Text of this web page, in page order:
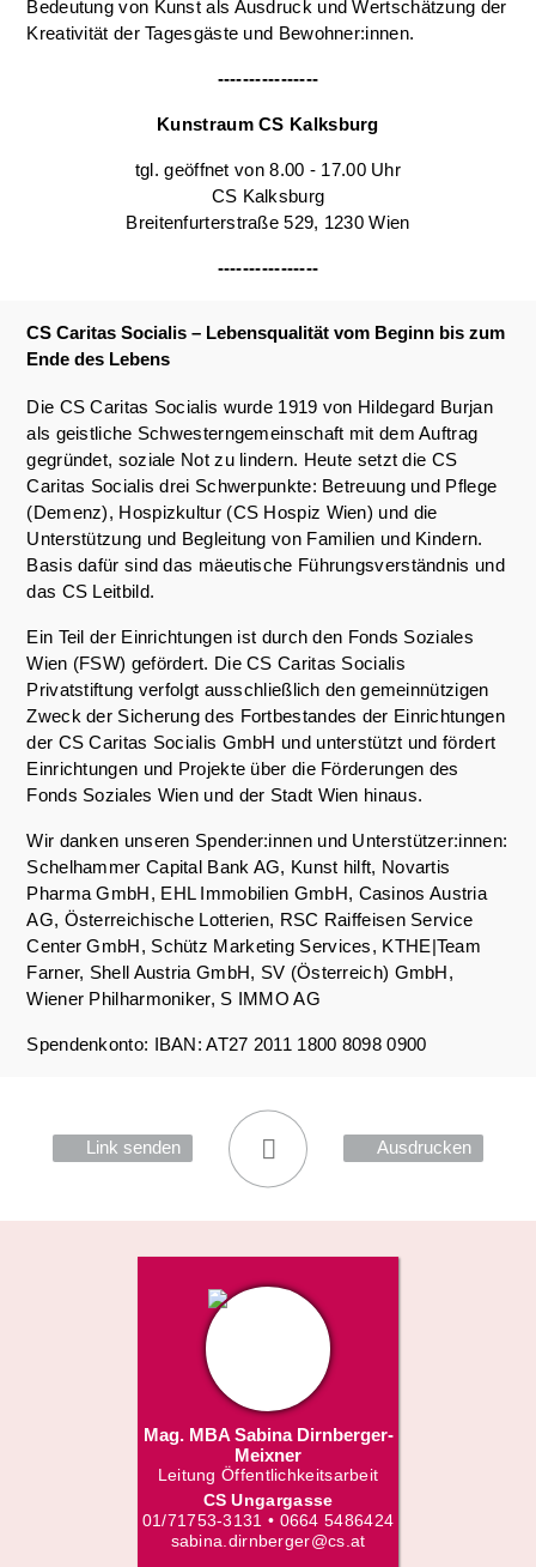
Bedeutung von Kunst als Ausdruck und Wertschätzung der
Kreativität der Tagesgäste und Bewohner:innen.
----------------
Kunstraum CS Kalksburg
tgl. geöffnet von 8.00 - 17.00 Uhr
CS Kalksburg
Breitenfurterstraße 529, 1230 Wien
----------------
CS Caritas Socialis – Lebensqualität vom Beginn bis zum
Ende des Lebens
Die CS Caritas Socialis wurde 1919 von Hildegard Burjan
als geistliche Schwesterngemeinschaft mit dem Auftrag
gegründet, soziale Not zu lindern. Heute setzt die CS
Caritas Socialis drei Schwerpunkte: Betreuung und Pflege
(Demenz), Hospizkultur (CS Hospiz Wien) und die
Unterstützung und Begleitung von Familien und Kindern.
Basis dafür sind das mäeutische Führungsverständnis und
das CS Leitbild.
Ein Teil der Einrichtungen ist durch den Fonds Soziales
Wien (FSW) gefördert. Die CS Caritas Socialis
Privatstiftung verfolgt ausschließlich den gemeinnützigen
Zweck der Sicherung des Fortbestandes der Einrichtungen
der CS Caritas Socialis GmbH und unterstützt und fördert
Einrichtungen und Projekte über die Förderungen des
Fonds Soziales Wien und der Stadt Wien hinaus.
Wir danken unseren Spender:innen und Unterstützer:innen:
Schelhammer Capital Bank AG, Kunst hilft, Novartis
Pharma GmbH, EHL Immobilien GmbH, Casinos Austria
AG, Österreichische Lotterien, RSC Raiffeisen Service
Center GmbH, Schütz Marketing Services, KTHE|Team
Farner, Shell Austria GmbH, SV (Österreich) GmbH,
Wiener Philharmoniker, S IMMO AG
Spendenkonto: IBAN: AT27 2011 1800 8098 0900
Link senden Ausdrucken
Mag. MBA Sabina Dirnberger-
Meixner
Leitung Öffentlichkeitsarbeit
CS Ungargasse
01/71753-3131 • 0664 5486424
sabina.dirnberger@cs.at